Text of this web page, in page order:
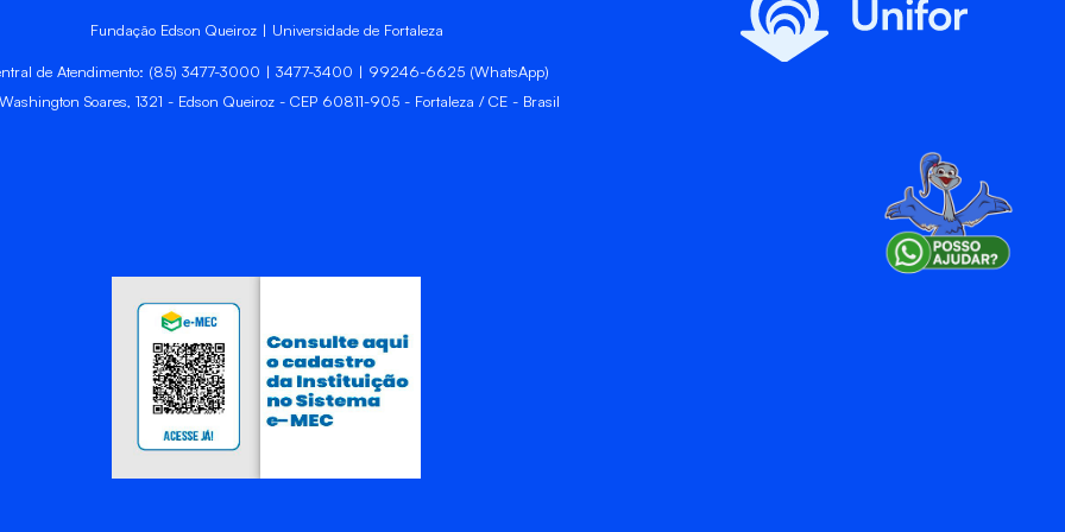
Fundação Edson Queiroz | Universidade de Fortaleza
de Atendimento: (85) 3477-3000 | 3477-3400 | 99246-6625 (WhatsApp)
Soares, 1321 - Edson Queiroz - CEP 60811-905 - Fortaleza / CE - Brasil